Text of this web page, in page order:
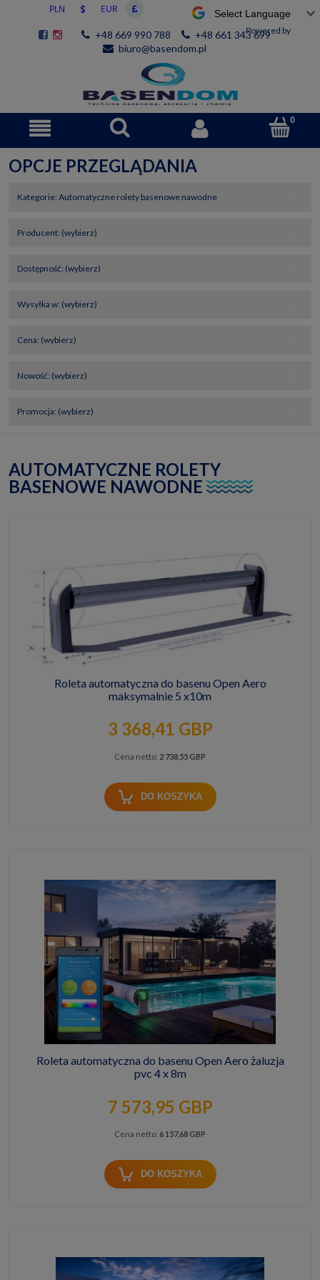
Powered by
+48 669 990 788
+48 661 343 699
biuro@basendom.pl
OPCJE PRZEGLĄDANIA
Kategorie: Automatyczne rolety basenowe nawodne
Producent: (wybierz)
Dostępność: (wybierz)
Wysyłka w: (wybierz)
Cena: (wybierz)
Nowość: (wybierz)
Promocja: (wybierz)
AUTOMATYCZNE ROLETY
BASENOWE NAWODNE
Roleta automatyczna do basenu Open Aero
maksymalnie 5 x10m
3 368,41 GBP
Cena netto: 2 738,55 GBP
DO KOSZYKA
Roleta automatyczna do basenu Open Aero żaluzja
pvc 4 x 8m
7 573,95 GBP
Cena netto: 6 157,68 GBP
DO KOSZYKA